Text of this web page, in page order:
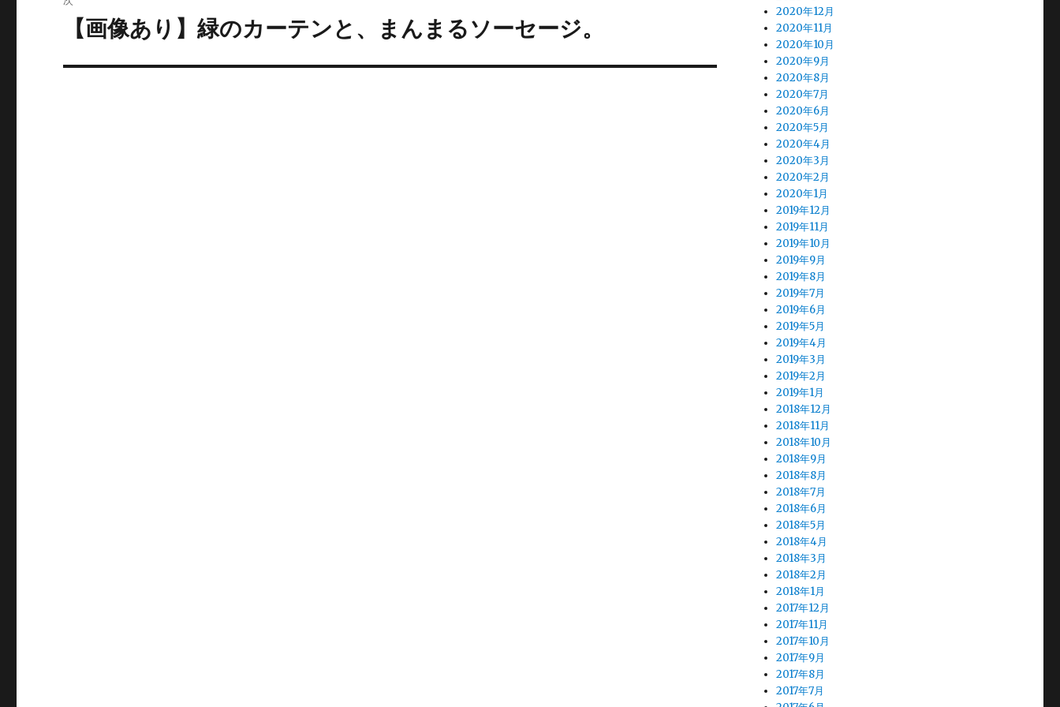
ゲ
稿:
投
【画像あり】緑のカーテンと、まんまるソーセージ。
2020年12月
2020年11月
2020年10月
2020年9月
2020年8月
2020年7月
2020年6月
2020年5月
2020年4月
2020年3月
2020年2月
2020年1月
2019年12月
2019年11月
2019年10月
2019年9月
2019年8月
2019年7月
2019年6月
2019年5月
2019年4月
2019年3月
2019年2月
2019年1月
2018年12月
2018年11月
2018年10月
2018年9月
2018年8月
2018年7月
2018年6月
2018年5月
2018年4月
2018年3月
2018年2月
2018年1月
2017年12月
2017年11月
2017年10月
2017年9月
2017年8月
2017年7月